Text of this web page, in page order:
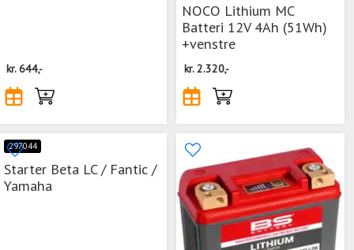
kr.644,-
NOCO Lithium MC
Batteri 12V 4Ah (51Wh)
+venstre
kr. 2.320,-
297044
Starter Beta LC / Fantic /
Yamaha